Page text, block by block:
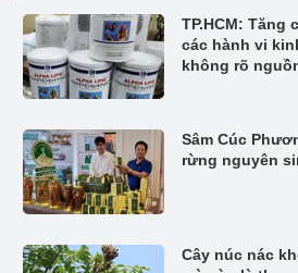
TP.HCM: Tăng
các hành vi
không rõ
Sâm Cúc
rừng nguyên
Cây núc nác